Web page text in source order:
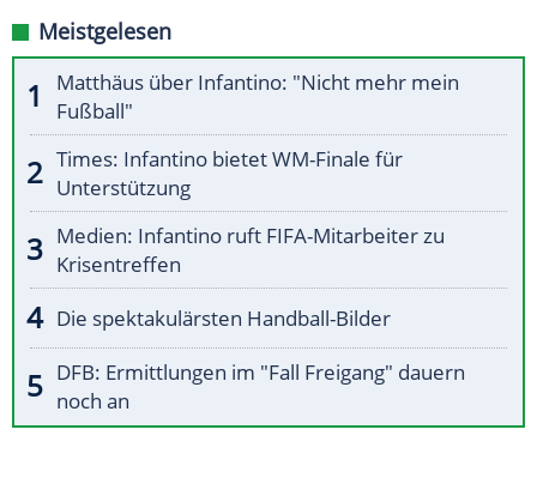
Meistgelesen
Matthäus über Infantino: "Nicht mehr mein
Fußball"
Times: Infantino bietet WM-Finale für
Unterstützung
Medien: Infantino ruft FIFA-Mitarbeiter zu
Krisentreffen
Die spektakulärsten Handball-Bilder
DFB: Ermittlungen im "Fall Freigang" dauern
noch an